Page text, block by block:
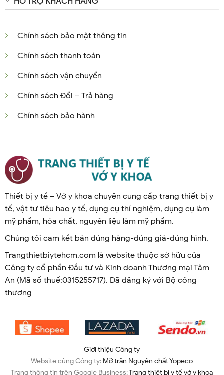
Chính sách bảo mật thông tin
Chính sách thanh toán
Chính sách vận chuyển
Chính sách Đổi – Trả hàng
Chính sách bảo hành
Thiết bị y tế – Vớ y khoa chuyên cung cấp trang thiết bị y
tế, vật tư tiêu hao y tế, dụng cụ thí nghiệm, dụng cụ làm
mỹ phẩm, hóa chất, nguyên liệu làm mỹ phẩm.
Chúng tôi cam kết bán đúng hàng-đúng giá-đúng hình.
Trangthietbiytehcm.com là website thuộc sở hữu của
Công ty cổ phần Đầu tư và Kinh doanh Thương mại Tâm
An (Mã số thuế:0315255717). Đã đăng ký với Bộ công
thương
Giới thiệu Công ty
Website cùng Công ty: Mỡ trăn Nguyên chất Yopeco
Trang thông tin trên Google Business:Trang thiêt bị y tế vớ y khoa